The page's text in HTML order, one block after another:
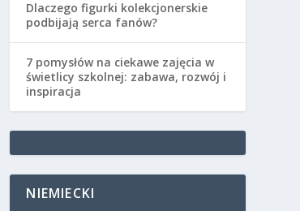
Dlaczego figurki kolekcjonerskie
podbijają serca fanów?
7 pomysłów na ciekawe zajęcia w
świetlicy szkolnej: zabawa, rozwój i
inspiracja
NIEMIECKI